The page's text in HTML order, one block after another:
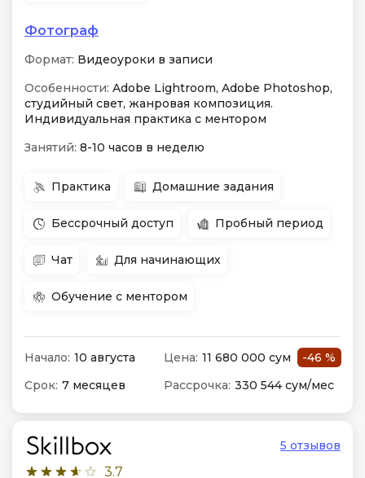
Фотограф
Формат: Видеоуроки в записи
Особенности: Adobe Lightroom, Adobe Photoshop,
студийный свет, жанровая композиция.
Индивидуальная практика с ментором
Занятий: 8-10 часов в неделю
Практика Домашние задания
Бессрочный доступ Пробный период
Чат Для начинающих
Обучение с ментором
Начало: 10 августа Цена: 11 680 000 сум
-46 %
Срок: 7 месяцев Рассрочка: 330 544 сум/мес
3.7
5 отзывов